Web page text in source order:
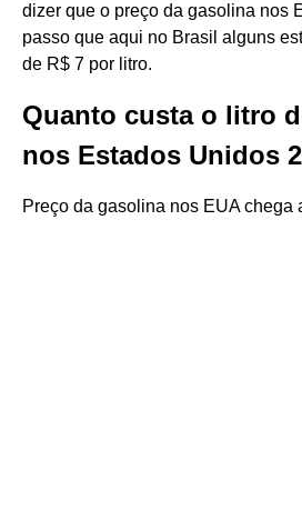
dizer que o preço da gasolina nos
passo que aqui no Brasil alguns
de R$ 7 por litro.
Quanto custa o litro
nos Estados Unidos
Preço da gasolina nos EUA chega